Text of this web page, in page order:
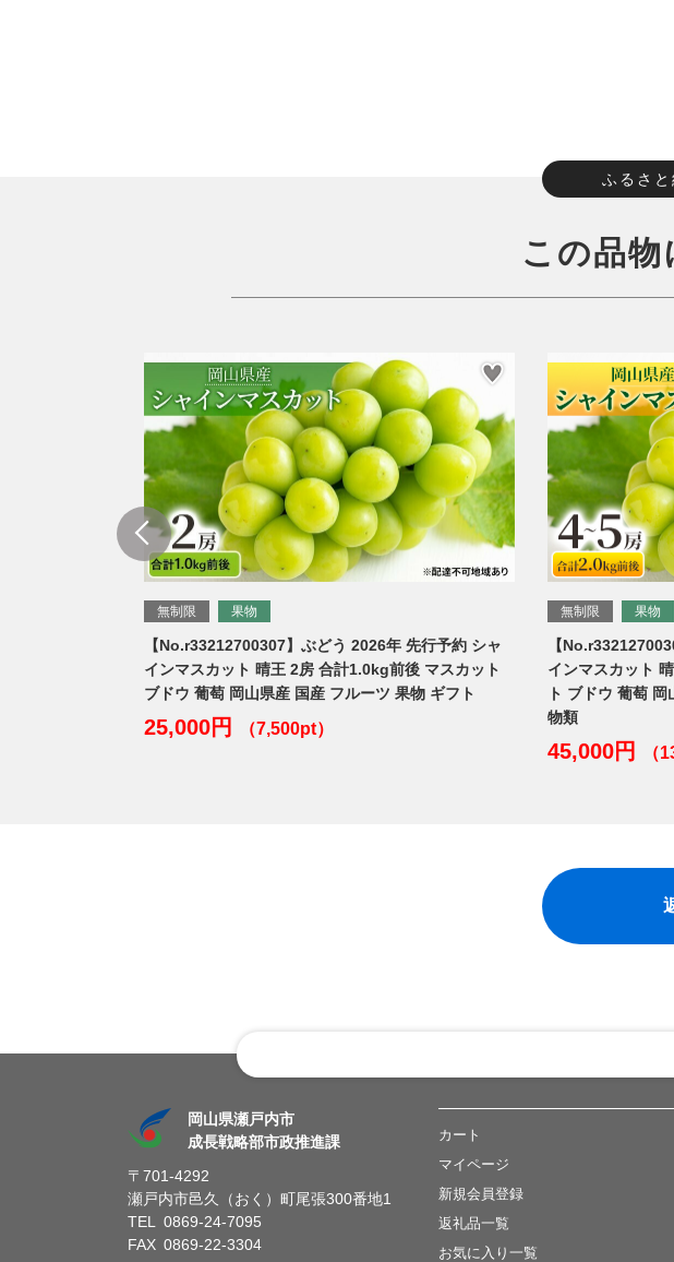
ふるさと
この品物
】ぶどう 2026年 先行予約 シャ
スカット 晴王 2房 合計1.0kg前後 マスカット
葡萄 岡山県産 国産 フルーツ 果物 ギフト
（7,500pt）
【No.r33212700308】ぶどう 2026年 先行
インマスカット 晴王 4～5房 合計2.0kg前後
ト ブドウ 葡萄 岡山県産 国産 フルーツ 果物
（13,500pt）
カート
マイページ
新規会員登録
返礼品一覧
お気に入り一覧
岡山県瀬戸内市
成長戦略部市政推進課
〒701-4292
瀬戸内市邑久（おく）町尾張300番地1
TEL 0869-24-7095
FAX 0869-22-3304